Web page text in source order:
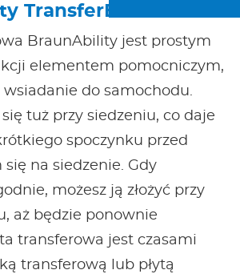
TransferBoard
BraunAbility jest prostym
elementem pomocniczym,
wsiadanie do samochodu.
się tuż przy siedzeniu, co daje
spoczynku przed
na siedzenie. Gdy
możesz ją złożyć przy
aż będzie ponownie
transferowa jest czasami
transferową lub płytą